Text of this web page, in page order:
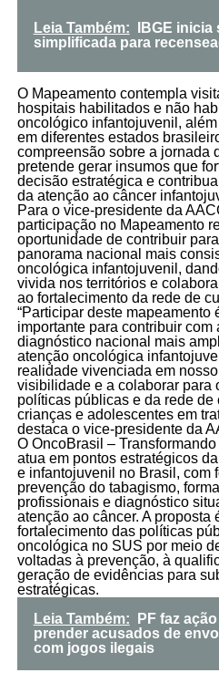
Leia Também:
IBGE inicia
simplificada para
O Mapeamento contempla
hospitais habilitados e não
oncológico infantojuvenil,
em diferentes estados
compreensão sobre a jornada
pretende gerar insumos que
decisão estratégica e
da atenção ao câncer
Para o vice-presidente da
participação no Mapeamento
oportunidade de contribuir
panorama nacional mais
oncológica infantojuvenil,
vivida nos territórios e
ao fortalecimento da rede de
“Participar deste mapeamento
importante para contribuir com
diagnóstico nacional mais
atenção oncológica
realidade vivenciada em
visibilidade e a colaborar para
políticas públicas e da rede
crianças e adolescentes em
destaca o vice-presidente da
O OncoBrasil –
atua em pontos estratégicos
e infantojuvenil no Brasil, com
prevenção do tabagismo,
profissionais e diagnóstico
atenção ao câncer. A proposta
fortalecimento das políticas
oncológica no SUS por meio
voltadas à prevenção, à
geração de evidências para
estratégicas.
Leia Também:
PF faz
prender acusados de
com jogos ilegais